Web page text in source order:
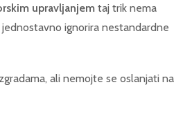
upravljanjem taj trik nema
ignorira nestandardne
ali nemojte se oslanjati na